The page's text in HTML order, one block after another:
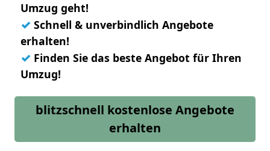
Umzug geht!
✓ Schnell & unverbindlich Angebote
erhalten!
✓ Finden Sie das beste Angebot für Ihren
Umzug!
blitzschnell kostenlose Angebote
erhalten